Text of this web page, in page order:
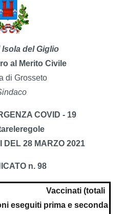
del Giglio
al Merito Civile
di Grosseto
COVID - 19
DEL 28 MARZO 2021
n. 98
eseguiti
Vaccinati (totali
prima e seconda